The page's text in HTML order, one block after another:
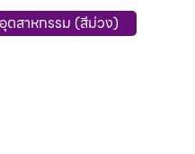
ตสาหกรรม (สีม่วง)